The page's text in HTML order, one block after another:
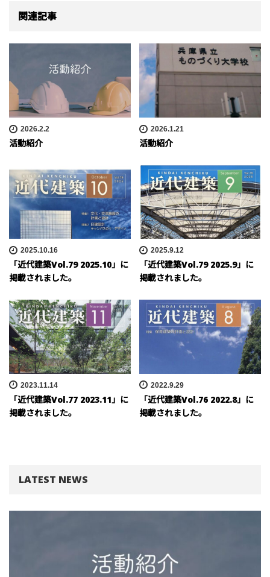
関連記事
2026.2.2
活動紹介
2026.1.21
活動紹介
2025.10.16
「近代建築Vol.79 2025.10」に
掲載されました。
2025.9.12
「近代建築Vol.79 2025.9」に
掲載されました。
2023.11.14
「近代建築Vol.77 2023.11」に
掲載されました。
2022.9.29
「近代建築Vol.76 2022.8」に
掲載されました。
LATEST NEWS